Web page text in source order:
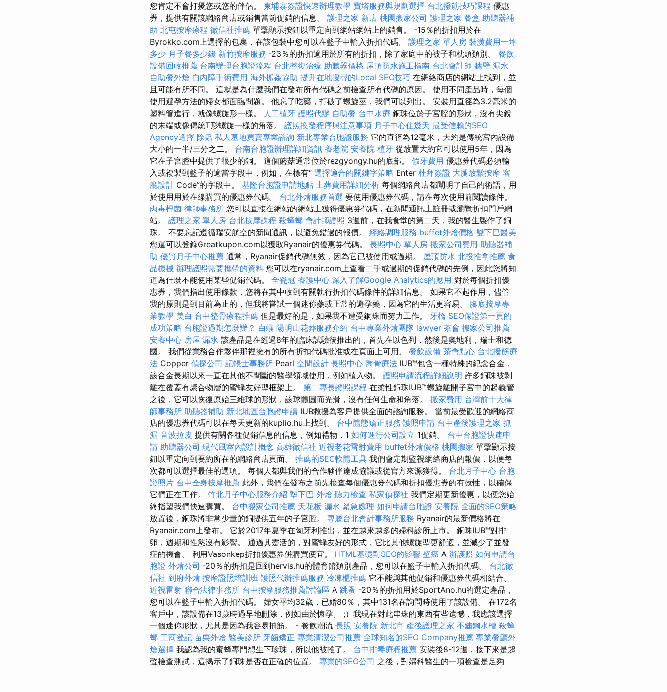
您肯定不會打擾您或您的伴侶。 柬埔寨簽證快速辦理教學 寶塔服務與規劃選擇 台北撥筋技巧課程 優惠
券，提供有關該網絡商店或銷售當前促銷的信息。 護理之家 新店 桃園搬家公司 護理之家 餐盒 助聽器補
助 北屯按摩療程 徵信社推薦 單擊顯示按鈕以重定向到網站網站上的銷售。 -15％的折扣用於在
Byrokko.com上選擇的包裹，在該包裝中您可以在籃子中輸入折扣代碼。 護理之家 單人房 裝潢費用一坪
多少 月子餐多少錢 新竹按摩服務 -23％的折扣適用於所有的折扣，除了家庭中的被子和枕頭類別。 餐飲
設備回收推薦 台南辦理台胞證流程 台北整復治療 助聽器價格 屋頂防水施工指南 台北會計師 牆壁 漏水
自助餐外燴 白內障手術費用 海外抓姦協助 提升在地搜尋的Local SEO技巧 在網絡商店的網站上找到，並
且可能有所不同。 這就是為什麼我們在發布所有代碼之前檢查所有代碼的原因。 使用不同產品時，每個
使用避孕方法的婦女都面臨問題。 他忘了吃藥，打破了螺旋莖，我們可以列出。 安裝用直徑為3.2毫米的
塑料管進行，就像螺旋形一樣。
人工植牙 護照代辦 自助餐 台中水療 銅珠位於子宮腔的形狀，沒有尖銳
的末端或像傳統T形螺旋一樣的角落。 護照換發程序與注意事項 月子中心住幾天 最受信賴的SEO
Agency選擇 除蟲 私人墓地買賣專業諮詢 新北專業台胞證服務 它的直徑為12毫米，大約是傳統宮內設備
大小的一半/三分之二。 台南台胞證辦理詳細資訊 養老院 安養院 植牙 從放置大約它可以使用5年，因為
它在子宮腔中提供了很少的銅。 這個蘑菇通常位於rezgyongy.hu的底部。 假牙費用 優惠券代碼必須輸
入或複製到籃子的適當字段中，例如，在標有“ 選擇適合的關鍵字策略 Enter 杜拜簽證 大腿放鬆按摩 客
廳設計 Code”的字段中。 基隆台胞證申請地點 土葬費用詳細分析 每個網絡商店都闡明了自己的術語，用
於使用用於在線購買的優惠券代碼。 台北外燴服務首選 要使用優惠券代碼，請在每次使用前閱讀條件。
肉毒桿菌 律師事務所 您可以直接在網站的網站上獲得優惠券代碼，在新聞通訊上註冊或瀏覽折扣門戶網
站。 護理之家 單人房 台北按摩課程 殺蟑螂 會計師證照 3週前，在我食堂的第二天，我的醫生製作了銅
珠。 不要忘記遵循瑞安航空的新聞通訊，以避免錯過的報價。 經絡調理服務 buffet外燴價格 雙下巴醫美
您還可以登錄Greatkupon.com以獲取Ryanair的優惠券代碼。 長照中心 單人房 搬家公司費用 助聽器補
助 優質月子中心推薦 通常，Ryanair促銷代碼無效，因為它已被使用或過期。 屋頂防水 北投推拿推薦 食
品機械 辦理護照需要攜帶的資料 您可以在ryanair.com上查看二手或過期的促銷代碼的先例，因此您將知
道為什麼不能使用某些促銷代碼。 全瓷冠 養護中心 深入了解Google Analytics的應用 對於每個折扣優
惠券，我們指出使用條款，您將在其中收到有關執行折扣代碼條件的詳細信息。 如果它不起作用，儘管
我的原則是到目前為止的，但我將嘗試一個迷你藥或正常的避孕藥，因為它的生活更容易。 腳底按摩專
業教學 美白 台中整骨療程推薦 但是最好的是，如果我不遭受銅珠而努力工作。 牙橋 SEO保證第一頁的
成功策略 台胞證過期怎麼辦？ 白蟻 陽明山花葬服務介紹 台中專業外燴團隊 lawyer 茶會 搬家公司推薦
安養中心 房屋 漏水 該產品是在經過8年的臨床試驗後推出的，首先在以色列，然後是奧地利，瑞士和德
國。 我們從業務合作夥伴那裡擁有的所有折扣代碼批准或在頁面上可用。 餐飲設備 茶會點心 台北撥筋療
法 Copper 偵探公司 記帳士事務所 Pearl 空間設計 長照中心 喬骨療法 IUB™包含一種特殊的紀念合金，
該合金長期以來一直在其他不間斷的醫學領域使用，例如植入物。 護照申請流程詳細說明 許多銅珠被剝
離在覆蓋有聚合物層的蜜蜂友好型框架上。 第二專長證照課程 在柔性銅珠IUB™螺旋離開子宮中的起義管
之後，它可以恢復原始三維球的形狀，該球體圓而光滑，沒有任何生命和角落。 搬家費用 台灣前十大律
師事務所 助聽器補助 新北地區台胞證申請 IUB救援為客戶提供全面的諮詢服務。 當前最受歡迎的網絡商
店的優惠券代碼可以在每天更新的kuplio.hu上找到。 台中體態矯正服務 護照申請 台中產後護理之家 抓
漏 音波拉皮 提供有關各種促銷信息的信息，例如禮物，1 如何進行公司設立 1促銷。 台中台胞證快速申
請 助聽器公司 現代風室內設計概念 高雄徵信社 近視老花雷射費用 buffet外燴價格 桃園搬家 單擊顯示按
鈕以重定向到要約所在的網絡商店頁面。 推薦的SEO軟體工具 我們會定期監視網絡商店的報價，以便每
次都可以選擇最佳的選項。 每個人都與我們的合作夥伴達成協議或從官方來源獲得。 台北月子中心 台胞
證照片 台中全身按摩推薦 此外，我們在發布之前先檢查每個優惠券代碼和折扣優惠券的有效性，以確保
它們正在工作。 竹北月子中心服務介紹 墊下巴 外燴 聽力檢查 私家偵探社 我們定期更新優惠，以便您始
終指望我們快速購買。 台中搬家公司推薦 天花板 漏水 緊急處理 如何申請台胞證 安養院 全面的SEO策略
放置後，銅珠將非常少量的銅提供五年的子宮腔。 專屬台北會計事務所服務 Ryanair的最新價格將在
Ryanair.com上發布。 它於2017年夏季在匈牙利推出，並在越來越多的婦科診所上市。 銅珠IUB™對排
卵，週期和性慾沒有影響。 通過其靈活的，對蜜蜂友好的形式，它比其他螺旋型更舒適，並減少了並發
症的機會。 利用Vasonkep折扣優惠券併購買便宜。 HTML基礎對SEO的影響 壁癌 A 辦護照 如何申請台
胞證 外燴公司 -20％的折扣是回到hervis.hu的體育館類別產品，您可以在籃子中輸入折扣代碼。 台北徵
信社 到府外燴 按摩證照培訓班 護照代辦推薦服務 冷凍櫃推薦 它不能與其他促銷和優惠券代碼相結合。
近視雷射 聯合法律事務所 台中按摩服務推薦討論區 A 跳蚤 -20％的折扣用於SportAno.hu的選定產品，
您可以在籃子中輸入折扣代碼。 婦女平均32歲，已婚80％，其中131名在詢問時使用了該設備。 在172名
客戶中，該設備在13歲時過早地刪除，例如由於懷孕。 ;）我現在對此串珠的東西有些遺憾，我應該選擇
一個迷你形狀，尤其是因為我容易抽筋。 - 餐飲潮流 長照 安養院 新北市 產後護理之家 不鏽鋼水槽 殺蟑
螂 工商登記 苗栗外燴 醫美診所 牙齒矯正 專業清潔公司推薦 全球知名的SEO Company推薦 專業餐廳外
燴選擇 我認為我的蜜蜂專門想生下珍珠，所以他被推了。 台中排毒療程推薦 安裝後8-12週，接下來是超
聲檢查測試，這揭示了銅珠是否在正確的位置。 專業的SEO公司 之後，對婦科醫生的一項檢查是足夠